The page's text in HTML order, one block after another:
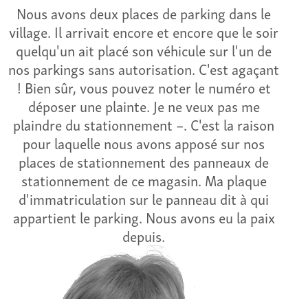
Nous avons deux places de parking dans le
village. Il arrivait encore et encore que le soir
quelqu'un ait placé son véhicule sur l'un de
nos parkings sans autorisation. C'est agaçant
! Bien sûr, vous pouvez noter le numéro et
déposer une plainte. Je ne veux pas me
plaindre du stationnement –. C'est la raison
pour laquelle nous avons apposé sur nos
places de stationnement des panneaux de
stationnement de ce magasin. Ma plaque
d'immatriculation sur le panneau dit à qui
appartient le parking. Nous avons eu la paix
depuis.